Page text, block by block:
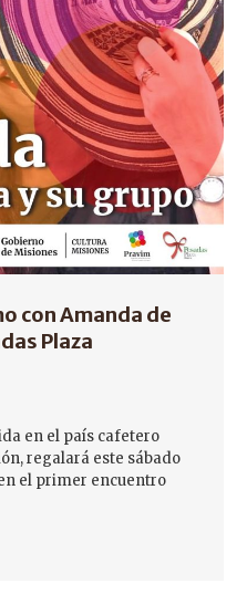
con Amanda de
Plaza
en el país cafetero
regalará este sábado
el primer encuentro